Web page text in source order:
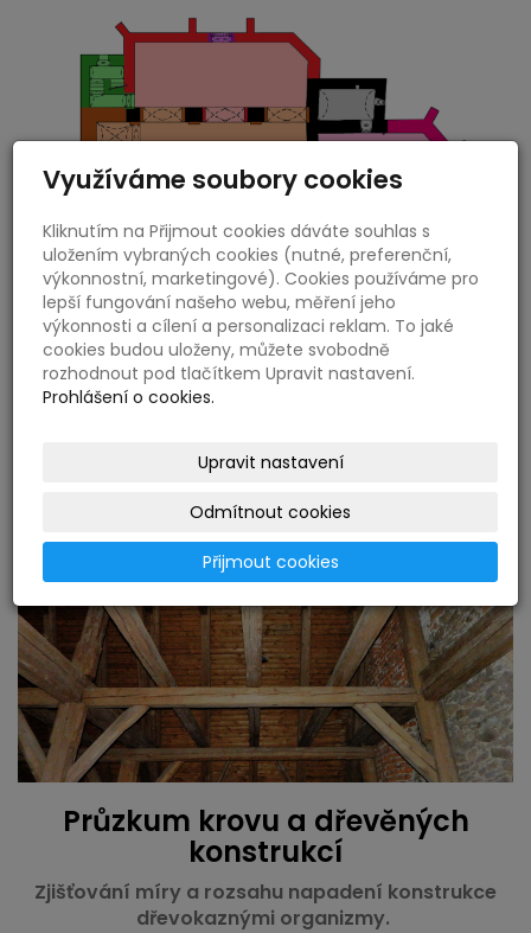
Stavebně historický průzkum
(SHP)
Je základním podkladem předprojektové
Více
Průzkum krovu a dřevěných
konstrukcí
Zjišťování míry a rozsahu napadení konstrukce
dřevokaznými organizmy.
Využíváme soubory cookies
Kliknutím na Přijmout cookies dáváte souhlas s
uložením vybraných cookies (nutné, preferenční,
výkonnostní, marketingové). Cookies používáme pro
lepší fungování našeho webu, měření jeho
výkonnosti a cílení a personalizaci reklam. To jaké
cookies budou uloženy, můžete svobodně
rozhodnout pod tlačítkem Upravit nastavení.
Prohlášení o cookies.
Upravit nastavení
Odmítnout cookies
Přijmout cookies